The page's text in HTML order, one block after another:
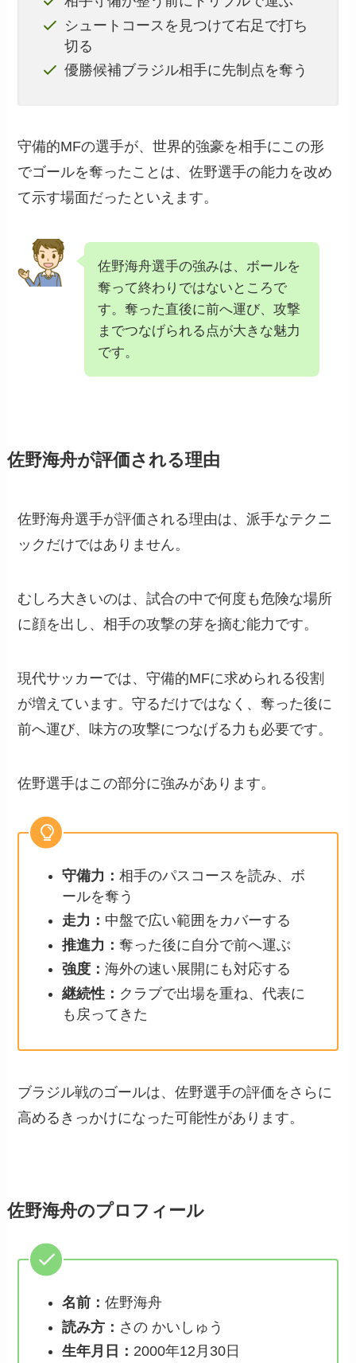
シュートコースを見つけて右足で打ち
切る
優勝候補ブラジル相手に先制点を奪う
守備的MFの選手が、世界的強豪を相手にこの形
でゴールを奪ったことは、佐野選手の能力を改め
て示す場面だったといえます。
佐野海舟選手の強みは、ボールを
奪って終わりではないところで
す。奪った直後に前へ運び、攻撃
までつなげられる点が大きな魅力
です。
佐野海舟が評価される理由
佐野海舟選手が評価される理由は、派手なテクニ
ックだけではありません。
むしろ大きいのは、試合の中で何度も危険な場所
に顔を出し、相手の攻撃の芽を摘む能力です。
現代サッカーでは、守備的MFに求められる役割
が増えています。守るだけではなく、奪った後に
前へ運び、味方の攻撃につなげる力も必要です。
佐野選手はこの部分に強みがあります。
守備力：相手のパスコースを読み、ボ
ールを奪う
走力： 中盤で広い範囲をカバーする
推進力：奪った後に自分で前へ運ぶ
強度：海外の速い展開にも対応する
継続性： クラブで出場を重ね、代表に
も戻ってきた
ブラジル戦のゴールは、佐野選手の評価をさらに
高めるきっかけになった可能性があります。
佐野海舟のプロフィール
名前：佐野海舟
読み方： さの かいしゅう
生年月日： 2000年12月30日